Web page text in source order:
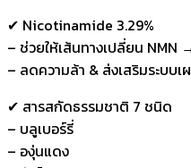
✔ Nicotinamide 3.29%
– ช่วยให้เส้นทางเปลี่ยน NMN
– ลดความล้า & ส่งเสริมระบบ
✔ สารสกัดธรรมชาติ 7 ชนิด
– บลูเบอร์รี่
– องุ่นแดง